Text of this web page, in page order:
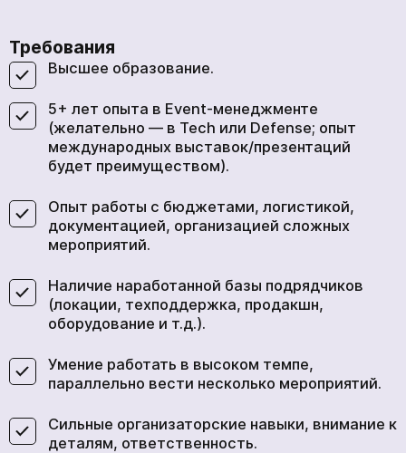
Требования
Высшее образование.
5+ лет опыта в Event-менеджменте
(желательно — в Tech или Defense; опыт
международных выставок/презентаций
будет преимуществом).
Опыт работы с бюджетами, логистикой,
документацией, организацией сложных
мероприятий.
Наличие наработанной базы подрядчиков
(локации, техподдержка, продакшн,
оборудование и т.д.).
Умение работать в высоком темпе,
параллельно вести несколько мероприятий.
Сильные организаторские навыки, внимание к
деталям, ответственность.